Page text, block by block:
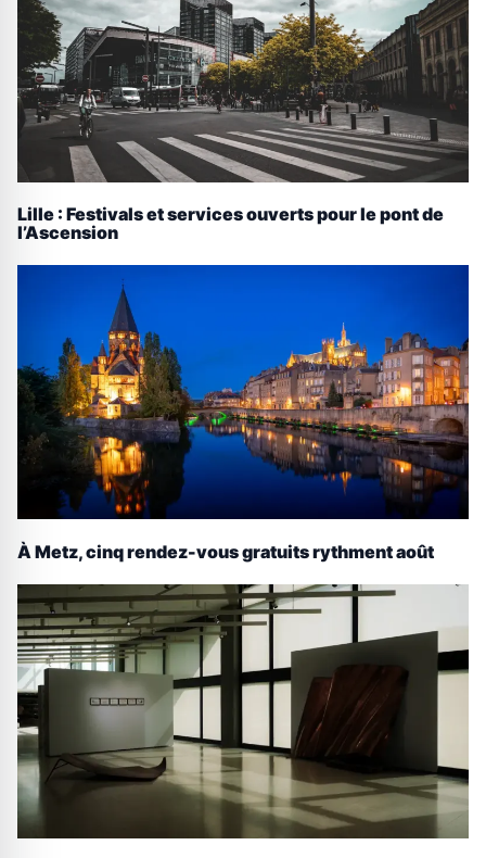
Lille : Festivals et services ouverts pour le pont de
l’Ascension
À Metz, cinq rendez-vous gratuits rythment août